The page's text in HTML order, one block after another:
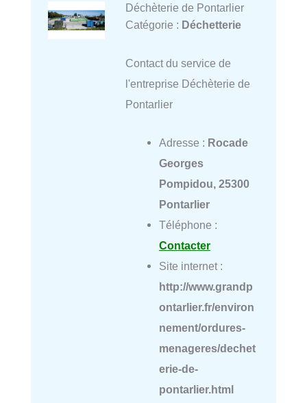
Déchèterie de Pontarlier
Catégorie : Déchetterie
Contact du service de
l'entreprise Déchèterie de
Pontarlier
Adresse : Rocade
Georges
Pompidou, 25300
Pontarlier
Téléphone :
Contacter
Site internet :
http://www.grandp
ontarlier.fr/environ
nement/ordures-
menageres/dechet
erie-de-
pontarlier.html